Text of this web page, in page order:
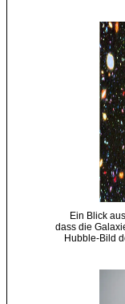
Ein Blick
dass die
Hubble-Bild